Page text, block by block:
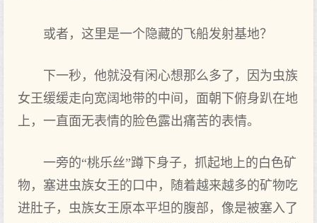
或者，这里是一个隐藏的飞船发射基地？
下一秒，他就没有闲心想那么多了，因为虫族
女王缓缓走向宽阔地带的中间，面朝下俯身趴在地
上，一直面无表情的脸色露出痛苦的表情。
一旁的“桃乐丝”蹲下身子，抓起地上的白色矿
物，塞进虫族女王的口中，随着越来越多的矿物吃
进肚子，虫族女王原本平坦的腹部，像是被塞入了